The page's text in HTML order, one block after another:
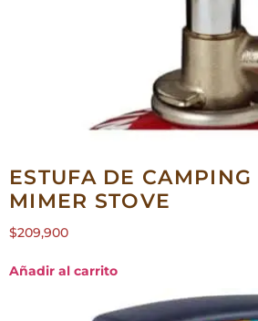
ESTUFA DE CAMPING
MIMER STOVE
$209,900
Añadir al carrito